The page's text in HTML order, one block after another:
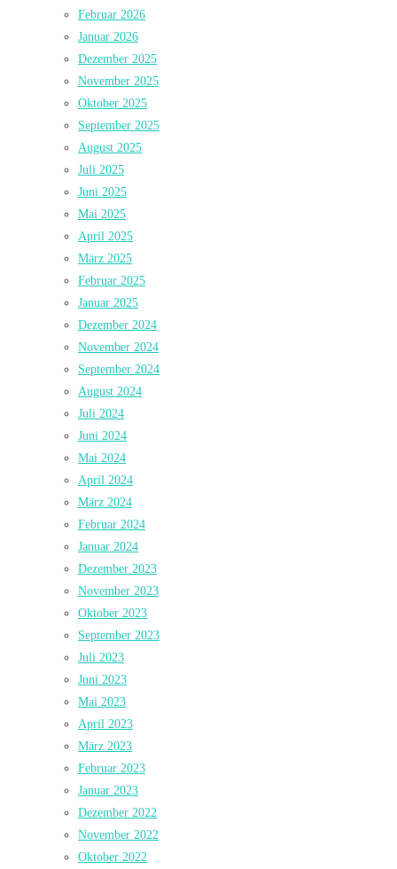
Februar 2026
Januar 2026
Dezember 2025
November 2025
Oktober 2025
September 2025
August 2025
Juli 2025
Juni 2025
Mai 2025
April 2025
März 2025
Februar 2025
Januar 2025
Dezember 2024
November 2024
September 2024
August 2024
Juli 2024
Juni 2024
Mai 2024
April 2024
März 2024
Februar 2024
Januar 2024
Dezember 2023
November 2023
Oktober 2023
September 2023
Juli 2023
Juni 2023
Mai 2023
April 2023
März 2023
Februar 2023
Januar 2023
Dezember 2022
November 2022
Oktober 2022